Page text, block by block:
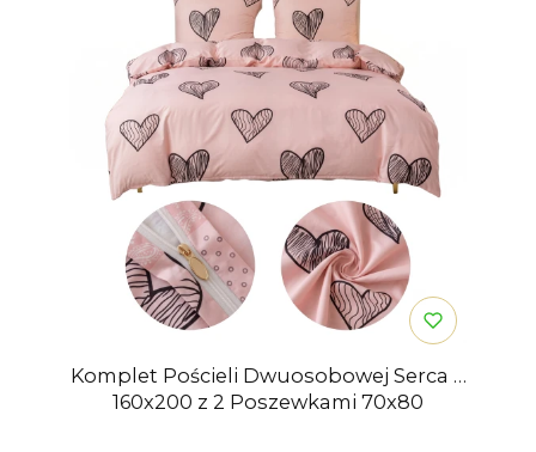
Komplet Pościeli Dwuosobowej Serca 2
160x200 z 2 Poszewkami 70x80